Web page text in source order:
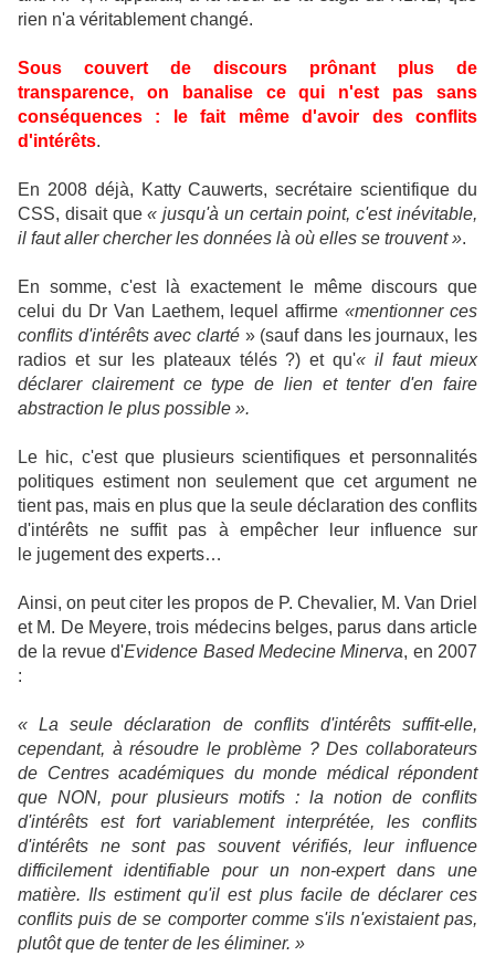
rien n'a véritablement changé.
Sous couvert de discours prônant plus de
transparence, on banalise ce qui n'est pas sans
conséquences : le fait même d'avoir des conflits
d'intérêts.
En 2008 déjà, Katty Cauwerts, secrétaire scientifique du
CSS, disait que« jusqu'à un certain point, c'est inévitable,
il faut aller chercher les données là où elles se trouvent ».
En somme, c'est là exactement le même discours que
celui du DrVan Laethem, lequel affirme«mentionner ces
conflits d'intérêts avec clarté » (sauf dans les journaux, les
radios et sur les plateaux télés ?) et qu'« il faut mieux
déclarer clairement ce type de lien et tenter d'en faire
abstraction le plus possible ».
Le hic, c'est que plusieurs scientifiques et personnalités
politiques estiment non seulement que cet argument ne
tient pas, mais en plus que la seule déclaration des conflits
d'intérêts ne suffit pas à empêcher leur influence sur
le jugement des experts…
Ainsi, on peut citer les propos de P. Chevalier, M. Van Driel
et M. De Meyere, trois médecins belges, parus dans article
de la revue d'Evidence Based Medecine Minerva, en 2007
:
« La seule déclaration de conflits d'intérêts suffit-elle,
cependant, à résoudre le problème ? Des collaborateurs
de Centres académiques du monde médical répondent
que NON, pour plusieurs motifs : la notion de conflits
d'intérêts est fort variablement interprétée, les conflits
d'intérêts ne sont pas souvent vérifiés, leur influence
difficilement identifiable pour un non-expert dans une
matière. Ils estiment qu'il est plus facile de déclarer ces
conflits puis de se comporter comme s'ils n'existaient pas,
plutôt que de tenter de les éliminer. »